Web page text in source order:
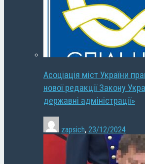
Асоціація міст України
нової редакції Закону
державні адміністрації»
zapsich, 23/12/2024